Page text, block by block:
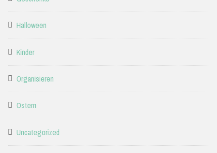
Halloween
Kinder
Organisieren
Ostern
Uncategorized